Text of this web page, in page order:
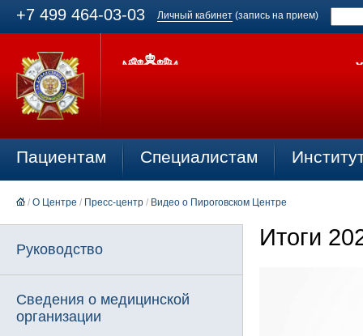
+7 499 464-03-03 Личный кабинет (запись на прием)
Пациентам Специалистам
/ О Центре / Пресс-центр / Видео о Пироговском Центре
Руководство
Сведения о медицинской
организации
Итоги